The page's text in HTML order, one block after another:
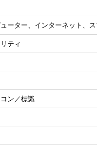
ューター、インターネット、
ティ
ン／標識